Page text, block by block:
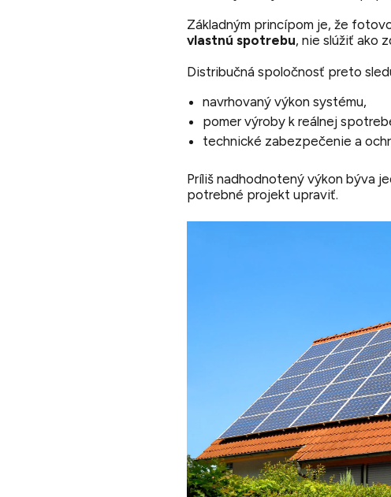
Základným princípom je, že
vlastnú spotrebu, nie slúžiť ako
Distribučná spoločnosť preto
navrhovaný výkon systému,
pomer výroby k reálnej
technické zabezpečenie a
Príliš nadhodnotený výkon býva
potrebné projekt upraviť.